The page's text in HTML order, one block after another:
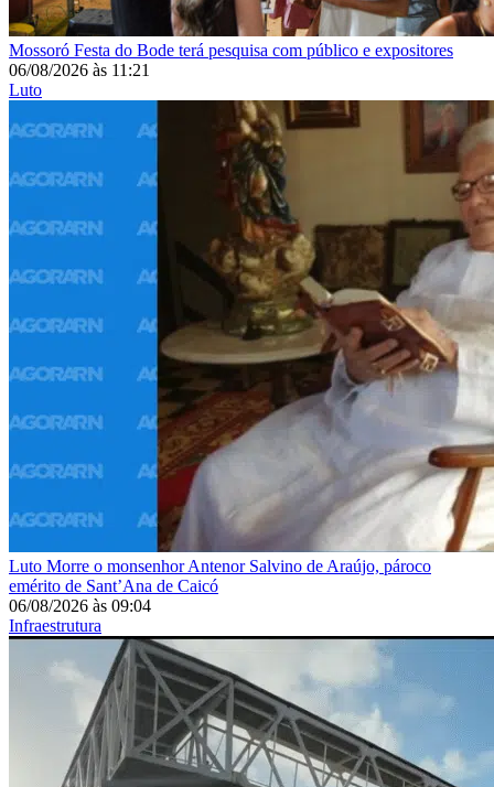
Mossoró Festa do Bode terá pesquisa com público e expositores
06/08/2026 às 11:21
Luto
Luto Morre o monsenhor Antenor Salvino de Araújo, pároco
emérito de Sant’Ana de Caicó
06/08/2026 às 09:04
Infraestrutura